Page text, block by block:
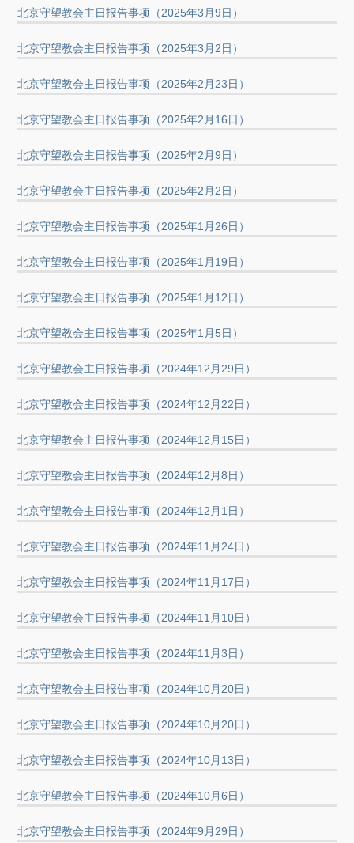
北京守望教会主日报告事项（2025年3月9日）
北京守望教会主日报告事项（2025年3月2日）
北京守望教会主日报告事项（2025年2月23日）
北京守望教会主日报告事项（2025年2月16日）
北京守望教会主日报告事项（2025年2月9日）
北京守望教会主日报告事项（2025年2月2日）
北京守望教会主日报告事项（2025年1月26日）
北京守望教会主日报告事项（2025年1月19日）
北京守望教会主日报告事项（2025年1月12日）
北京守望教会主日报告事项（2025年1月5日）
北京守望教会主日报告事项（2024年12月29日）
北京守望教会主日报告事项（2024年12月22日）
北京守望教会主日报告事项（2024年12月15日）
北京守望教会主日报告事项（2024年12月8日）
北京守望教会主日报告事项（2024年12月1日）
北京守望教会主日报告事项（2024年11月24日）
北京守望教会主日报告事项（2024年11月17日）
北京守望教会主日报告事项（2024年11月10日）
北京守望教会主日报告事项（2024年11月3日）
北京守望教会主日报告事项（2024年10月20日）
北京守望教会主日报告事项（2024年10月20日）
北京守望教会主日报告事项（2024年10月13日）
北京守望教会主日报告事项（2024年10月6日）
北京守望教会主日报告事项（2024年9月29日）